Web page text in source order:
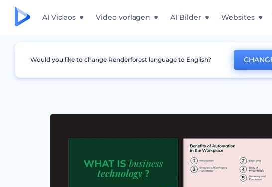
AI Videos Video vorlagen AI Bilder Websites
Grafiken Business Konferenz-Präsentationsfolien
Would you like to change Renderforest language to English?